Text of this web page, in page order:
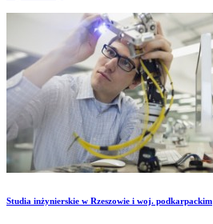
Studia inżynierskie w Rzeszowie i woj. podkarpackim